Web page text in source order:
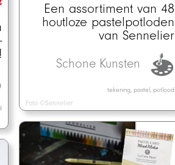
Een assortiment van 48
houtloze pastelpotloden
van Sennelier
Schone Kunsten
tekening, pastel, potlood
Foto ©Sennelier